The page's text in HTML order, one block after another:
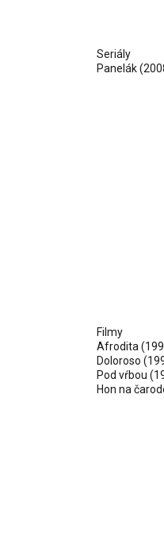
Seriály
Panelák
Filmy
Afrodita
Doloroso
Pod vŕbou
Hon na